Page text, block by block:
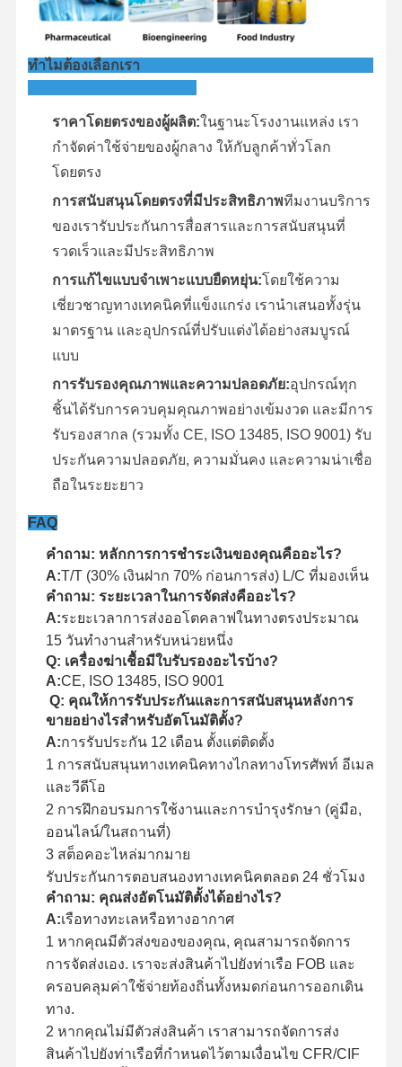
ทําไมต้องเลือกเรา
ราคาโดยตรงของผู้ผลิต:ในฐานะโรงงานแหล่ง เรา
กําจัดค่าใช้จ่ายของผู้กลาง ให้กับลูกค้าทั่วโลก
โดยตรง
การสนับสนุนโดยตรงที่มีประสิทธิภาพทีมงานบริการ
ของเรารับประกันการสื่อสารและการสนับสนุนที่
รวดเร็วและมีประสิทธิภาพ
การแก้ไขแบบจําเพาะแบบยืดหยุ่น:โดยใช้ความ
เชี่ยวชาญทางเทคนิคที่แข็งแกร่ง เรานําเสนอทั้งรุ่น
มาตรฐาน และอุปกรณ์ที่ปรับแต่งได้อย่างสมบูรณ์
แบบ
การรับรองคุณภาพและความปลอดภัย:อุปกรณ์ทุก
ชิ้นได้รับการควบคุมคุณภาพอย่างเข้มงวด และมีการ
รับรองสากล (รวมทั้ง CE, ISO 13485, ISO 9001) รับ
ประกันความปลอดภัย, ความมั่นคง และความน่าเชื่อ
ถือในระยะยาว
FAQ
คําถาม: หลักการการชําระเงินของคุณคืออะไร?
A:T/T (30% เงินฝาก 70% ก่อนการส่ง) L/C ที่มองเห็น
คําถาม: ระยะเวลาในการจัดส่งคืออะไร?
A:ระยะเวลาการส่งออโตคลาฟในทางตรงประมาณ
15 วันทํางานสําหรับหน่วยหนึ่ง
Q: เครื่องฆ่าเชื้อมีใบรับรองอะไรบ้าง?
A:CE, ISO 13485, ISO 9001
Q: คุณให้การรับประกันและการสนับสนุนหลังการ
ขายอย่างไรสําหรับอัตโนมัติตั้ง?
A:การรับประกัน 12 เดือน ตั้งแต่ติดตั้ง
1 การสนับสนุนทางเทคนิคทางไกลทางโทรศัพท์ อีเมล
และวีดีโอ
2 การฝึกอบรมการใช้งานและการบํารุงรักษา (คู่มือ,
ออนไลน์/ในสถานที่)
3 สต็อคอะไหล่มากมาย
รับประกันการตอบสนองทางเทคนิคตลอด 24 ชั่วโมง
คําถาม: คุณส่งอัตโนมัติตั้งได้อย่างไร?
A:เรือทางทะเลหรือทางอากาศ
1 หากคุณมีตัวส่งของของคุณ, คุณสามารถจัดการ
การจัดส่งเอง. เราจะส่งสินค้าไปยังท่าเรือ FOB และ
ครอบคลุมค่าใช้จ่ายท้องถิ่นทั้งหมดก่อนการออกเดิน
ทาง.
2 หากคุณไม่มีตัวส่งสินค้า เราสามารถจัดการส่ง
สินค้าไปยังท่าเรือที่กําหนดไว้ตามเงื่อนไข CFR/CIF